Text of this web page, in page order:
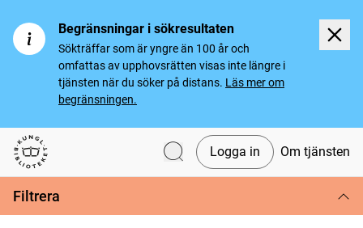
Begränsningar i sökresultaten
Sökträffar som är yngre än 100 år och
omfattas av upphovsrätten visas inte längre i
tjänsten när du söker på distans. Läs mer om
begränsningen.
Svenska tidningar
Logga in Om tjänsten
Filtrera